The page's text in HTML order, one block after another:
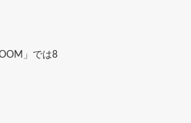
」では8